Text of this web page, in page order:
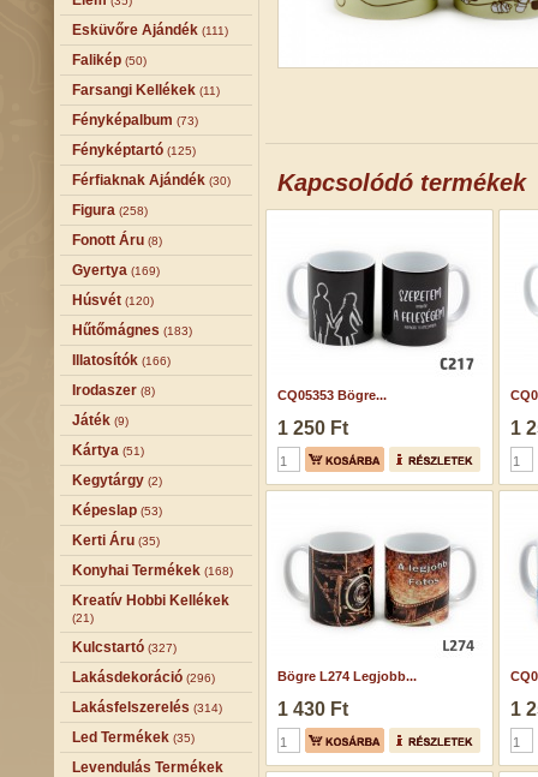
Esküvőre Ajándék (111)
Falikép (50)
Farsangi Kellékek (11)
Fényképalbum (73)
Fényképtartó (125)
Férfiaknak Ajándék (30)
Figura (258)
Fonott Áru (8)
Gyertya (169)
Húsvét (120)
Hűtőmágnes (183)
Illatosítók (166)
Irodaszer (8)
Játék (9)
Kártya (51)
Kegytárgy (2)
Képeslap (53)
Kerti Áru (35)
Konyhai Termékek (168)
Kreatív Hobbi Kellékek
(21)
Kulcstartó (327)
Lakásdekoráció (296)
Lakásfelszerelés (314)
Led Termékek (35)
Levendulás Termékek
Kapcsolódó termékek
CQ05353 Bögre...
1 250 Ft 1
Bögre L274 Legjobb...
1 430 Ft 1